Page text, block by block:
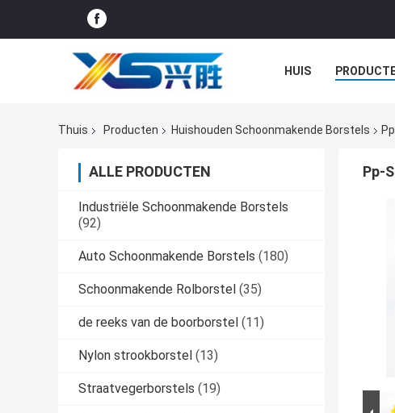
HUIS
Thuis
Producten Huishouden Schoonmakende Borstels
ALLE PRODUCTEN
Industriële Schoonmakende Borstels
(92)
Auto Schoonmakende Borstels (180)
Schoonmakende Rolborstel (35)
de reeks van de boorborstel (11)
Nylon strookborstel (13)
Straatvegerborstels (19)
Pp-